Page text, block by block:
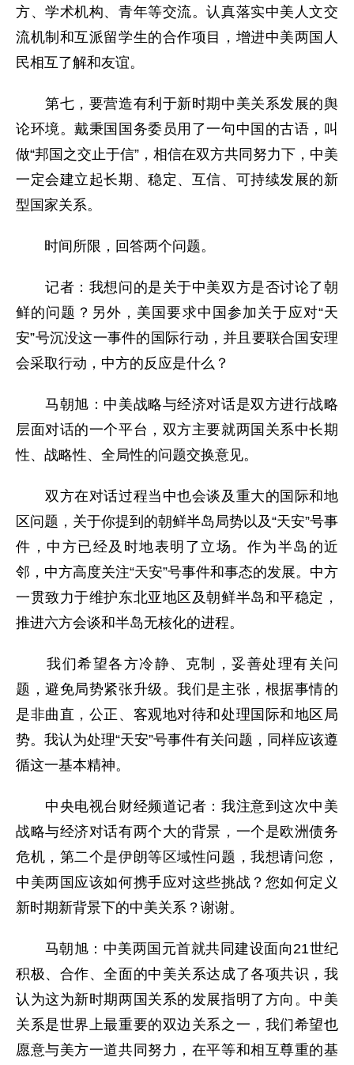
方、学术机构、青年等交流。认真落实中美人文交
流机制和互派留学生的合作项目，增进中美两国人
民相互了解和友谊。
第七，要营造有利于新时期中美关系发展的舆
论环境。戴秉国国务委员用了一句中国的古语，叫
做“邦国之交止于信”，相信在双方共同努力下，中美
一定会建立起长期、稳定、互信、可持续发展的新
型国家关系。
时间所限，回答两个问题。
记者：我想问的是关于中美双方是否讨论了朝
鲜的问题？另外，美国要求中国参加关于应对“天
安”号沉没这一事件的国际行动，并且要联合国安理
会采取行动，中方的反应是什么？
马朝旭：中美战略与经济对话是双方进行战略
层面对话的一个平台，双方主要就两国关系中长期
性、战略性、全局性的问题交换意见。
双方在对话过程当中也会谈及重大的国际和地
区问题，关于你提到的朝鲜半岛局势以及“天安”号事
件，中方已经及时地表明了立场。作为半岛的近
邻，中方高度关注“天安”号事件和事态的发展。中方
一贯致力于维护东北亚地区及朝鲜半岛和平稳定，
推进六方会谈和半岛无核化的进程。
我们希望各方冷静、克制，妥善处理有关问
题，避免局势紧张升级。我们是主张，根据事情的
是非曲直，公正、客观地对待和处理国际和地区局
势。我认为处理“天安”号事件有关问题，同样应该遵
循这一基本精神。
中央电视台财经频道记者：我注意到这次中美
战略与经济对话有两个大的背景，一个是欧洲债务
危机，第二个是伊朗等区域性问题，我想请问您，
中美两国应该如何携手应对这些挑战？您如何定义
新时期新背景下的中美关系？谢谢。
马朝旭：中美两国元首就共同建设面向21世纪
积极、合作、全面的中美关系达成了各项共识，我
认为这为新时期两国关系的发展指明了方向。中美
关系是世界上最重要的双边关系之一，我们希望也
愿意与美方一道共同努力，在平等和相互尊重的基